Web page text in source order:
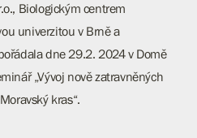
Biologickým centrem
univerzitou v Brně a
dne 29.2. 2024 v Domě
„Vývoj nově zatravněných
kras“.